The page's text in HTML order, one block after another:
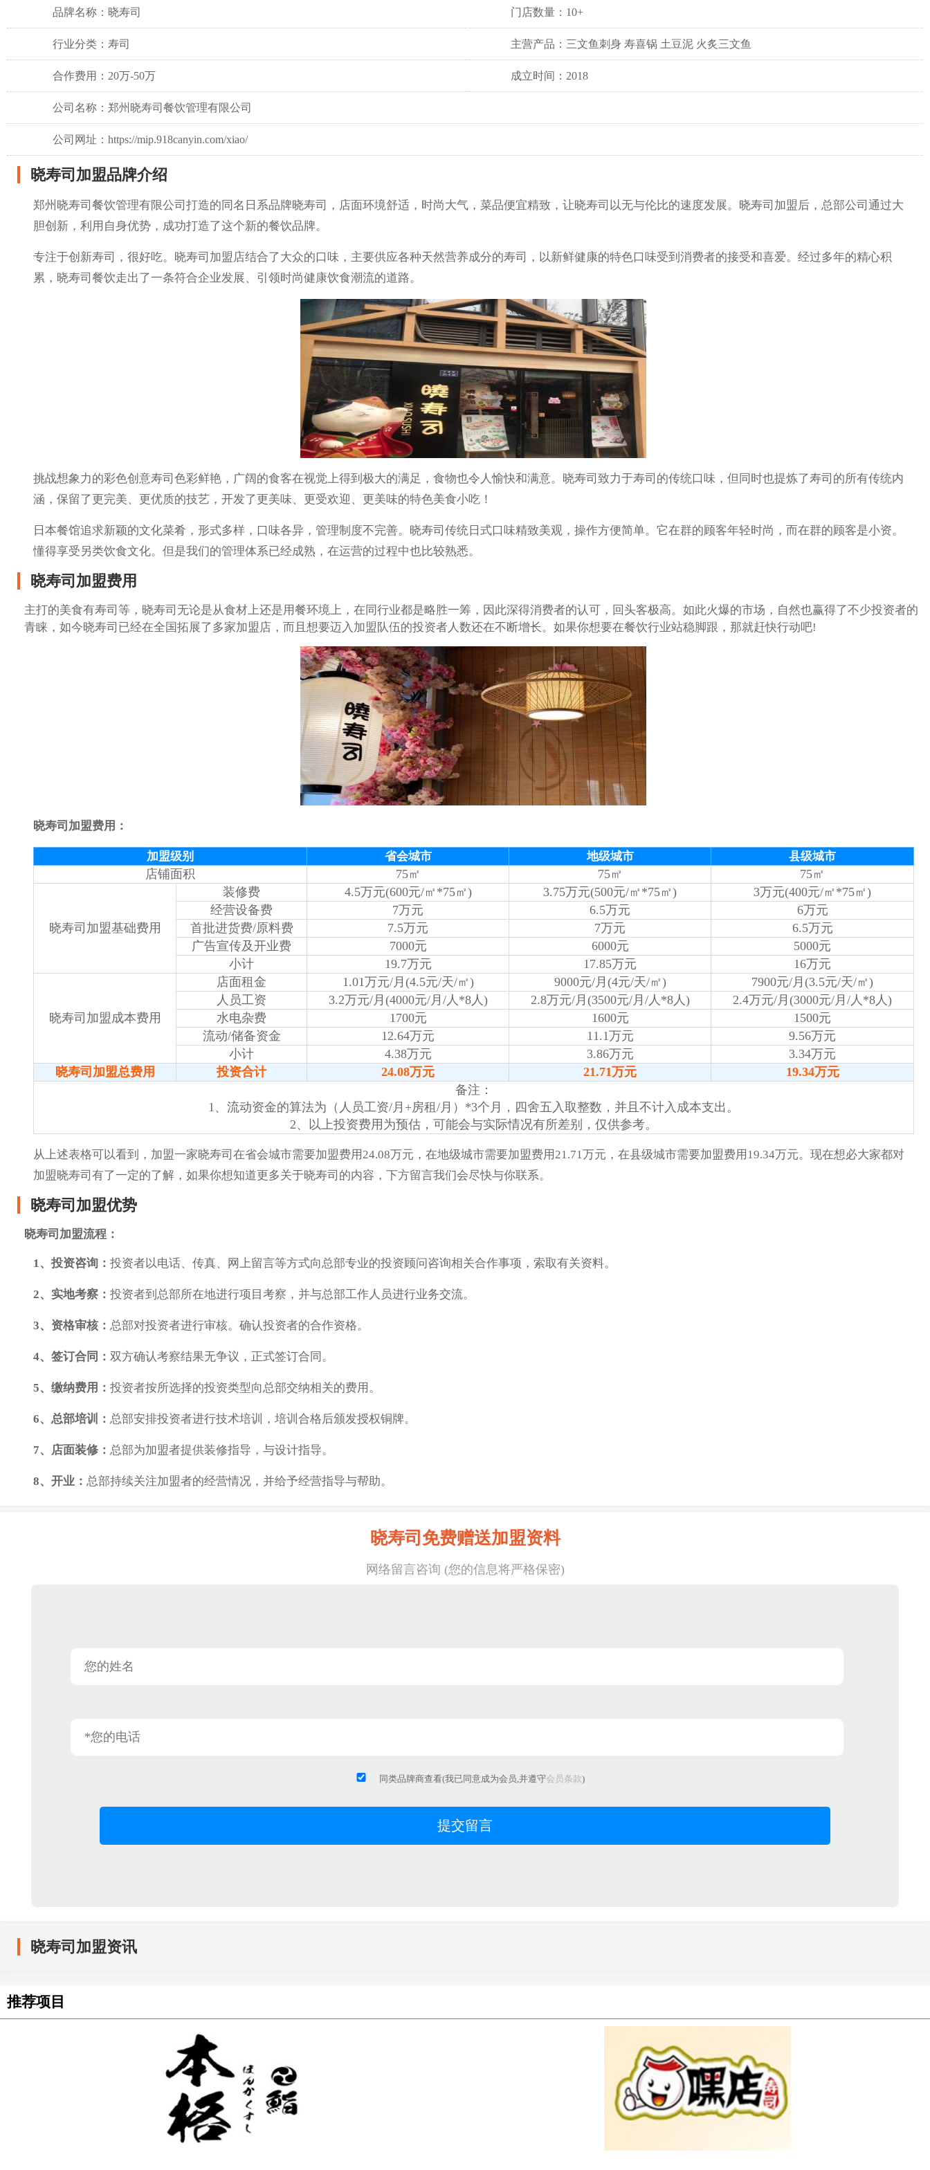
品牌名称：晓寿司 门店数量：10+
行业分类：寿司 主营产品：三文鱼刺身 寿喜锅 土豆泥 火炙三文鱼
合作费用：20万-50万 成立时间：2018
公司名称：郑州晓寿司餐饮管理有限公司
公司网址：https://mip.918canyin.com/xiao/
晓寿司加盟品牌介绍
郑州晓寿司餐饮管理有限公司打造的同名日系品牌晓寿司，店面环境舒适，时尚大气，菜品便宜精致，让晓寿司以无与伦比的速度发展。晓寿司加盟后，总部公司通过大
胆创新，利用自身优势，成功打造了这个新的餐饮品牌。
专注于创新寿司，很好吃。晓寿司加盟店结合了大众的口味，主要供应各种天然营养成分的寿司，以新鲜健康的特色口味受到消费者的接受和喜爱。经过多年的精心积
累，晓寿司餐饮走出了一条符合企业发展、引领时尚健康饮食潮流的道路。
挑战想象力的彩色创意寿司色彩鲜艳，广阔的食客在视觉上得到极大的满足，食物也令人愉快和满意。晓寿司致力于寿司的传统口味，但同时也提炼了寿司的所有传统内
涵，保留了更完美、更优质的技艺，开发了更美味、更受欢迎、更美味的特色美食小吃！
日本餐馆追求新颖的文化菜肴，形式多样，口味各异，管理制度不完善。晓寿司传统日式口味精致美观，操作方便简单。它在群的顾客年轻时尚，而在群的顾客是小资。
懂得享受另类饮食文化。但是我们的管理体系已经成熟，在运营的过程中也比较熟悉。
晓寿司加盟费用
主打的美食有寿司等，晓寿司无论是从食材上还是用餐环境上，在同行业都是略胜一筹，因此深得消费者的认可，回头客极高。如此火爆的市场，自然也赢得了不少投资者的
青睐，如今晓寿司已经在全国拓展了多家加盟店，而且想要迈入加盟队伍的投资者人数还在不断增长。如果你想要在餐饮行业站稳脚跟，那就赶快行动吧!
晓寿司加盟费用：
加盟级别 省会城市 地级城市 县级城市
店铺面积 75㎡ 75㎡ 75㎡
晓寿司加盟基础费用
装修费 4.5万元(600元/㎡*75㎡) 3.75万元(500元/㎡*75㎡)
3万元(400元/㎡*75㎡)
经营设备费
7万元 6.5万元
6万元
首批进货费/原料费
7.5万元 7万元
6.5万元
广告宣传及开业费
7000元 6000元
5000元
小计
19.7万元 17.85万元 16万元
晓寿司加盟成本费用
店面租金 1.01万元/月(4.5元/天/㎡) 9000元/月(4元/天/㎡)
7900元/月(3.5元/天/㎡)
人员工资
3.2万元/月(4000元/月/人*8人) 2.8万元/月(3500元/月/人*8人)
2.4万元/月(3000元/月/人*8人)
水电杂费
1700元 1600元
1500元
流动/储备资金
12.64万元 11.1万元
9.56万元
小计
4.38万元 3.86万元
3.34万元
晓寿司加盟总费用
投资合计 24.08万元 21.71万元
19.34万元
备注：
1、流动资金的算法为（人员工资/月+房租/月）*3个月，四舍五入取整数，并且不计入成本支出。
2、以上投资费用为预估，可能会与实际情况有所差别，仅供参考。
从上述表格可以看到，加盟一家晓寿司在省会城市需要加盟费用24.08万元，在地级城市需要加盟费用21.71万元，在县级城市需要加盟费用19.34万元。现在想必大家都对
加盟晓寿司有了一定的了解，如果你想知道更多关于晓寿司的内容，下方留言我们会尽快与你联系。
晓寿司加盟优势
晓寿司加盟流程：
1、投资咨询： 投资者以电话、传真、网上留言等方式向总部专业的投资顾问咨询相关合作事项，索取有关资料。
2、实地考察： 投资者到总部所在地进行项目考察，并与总部工作人员进行业务交流。
3、资格审核： 总部对投资者进行审核。确认投资者的合作资格。
4、签订合同： 双方确认考察结果无争议，正式签订合同。
5、缴纳费用： 投资者按所选择的投资类型向总部交纳相关的费用。
6、总部培训： 总部安排投资者进行技术培训，培训合格后颁发授权铜牌。
7、店面装修： 总部为加盟者提供装修指导，与设计指导。
8、开业： 总部持续关注加盟者的经营情况，并给予经营指导与帮助。
晓寿司免费赠送加盟资料
网络留言咨询 (您的信息将严格保密)
同类品牌商查看(我已同意成为会员,并遵守会员条款)
晓寿司加盟资讯
推荐项目